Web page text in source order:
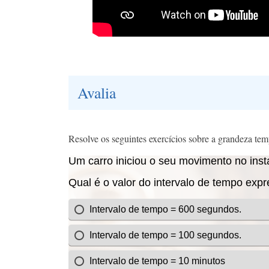
Avalia
Resolve os seguintes exercícios sobre a grandeza